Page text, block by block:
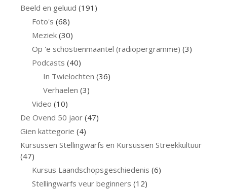
Beeld en geluud (191)
Foto's (68)
Meziek(30)
Op 'e schostienmaantel (radiopergramme) (3)
Podcasts (40)
In Twielochten (36)
Verhaelen (3)
Video (10)
De Ovend 50 jaor (47)
Gien kattegorie (4)
Kursussen Stellingwarfs en Kursussen Streekkultuur
(47)
Kursus Laandschopsgeschiedenis (6)
Stellingwarfs veur beginners (12)